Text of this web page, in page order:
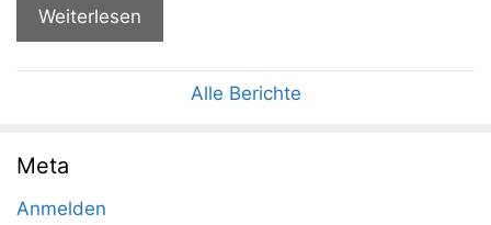
Weiterlesen
Alle Berichte
Meta
Anmelden